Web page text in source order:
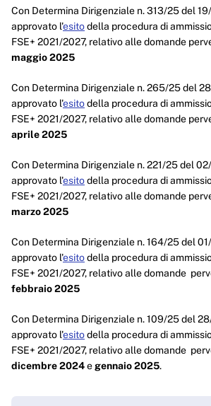
Con Determina Dirigenziale n. 313/25 del
approvato l'esitodella procedura di
FSE+ 2021/2027, relativo alle domande
maggio 2025
Con Determina Dirigenziale n. 265/25 del
approvato l'esitodella procedura di
FSE+ 2021/2027, relativo alle domande
aprile 2025
Con Determina Dirigenziale n. 221/25 del
approvato l'esitodella procedura di
FSE+ 2021/2027, relativo alle domande
marzo 2025
Con Determina Dirigenziale n. 164/25 del
approvato l'esitodella procedura di
FSE+ 2021/2027, relativo alle domande
febbraio 2025
Con Determina Dirigenziale n. 109/25 del
approvato l'esitodella procedura di
FSE+ 2021/2027, relativo alle domande
dicembre 2024e gennaio 2025.